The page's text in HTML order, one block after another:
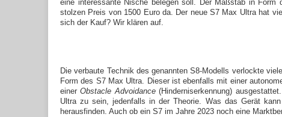
eine interessante Nische belegen soll. Der Maßstab in
stolzen Preis von 1500 Euro da. Der neue S7 Max Ultra hat
sich der Kauf? Wir klären auf.
Die verbaute Technik des genannten S8-Modells verlockte
Form des S7 Max Ultra. Dieser ist ebenfalls mit einer
einerObstacle Advoidance(Hinderniserkennung)
Ultra zu sein, jedenfalls in der Theorie. Was das Gerät
herausfinden. Auch ob ein S7 im Jahre 2023 noch eine